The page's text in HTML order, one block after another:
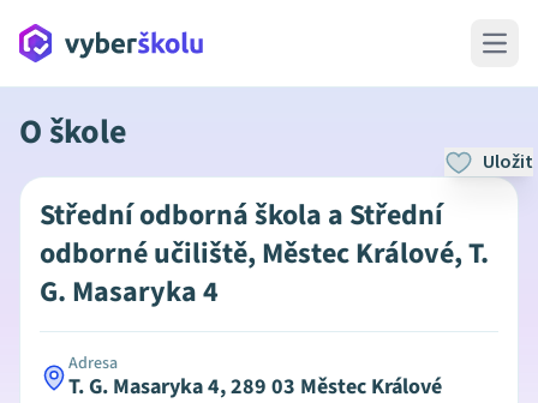
Open
O škole
Uložit
Střední odborná škola a Střední
odborné učiliště, Městec Králové, T.
G. Masaryka 4
Adresa
T. G. Masaryka 4, 289 03 Městec Králové